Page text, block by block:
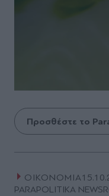
Προσθέστε το
ΟΙΚΟΝΟΜΙΑ
PARAPOLITIKA